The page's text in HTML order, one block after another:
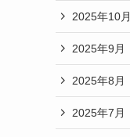
2025年10月
2025年9月
2025年8月
2025年7月